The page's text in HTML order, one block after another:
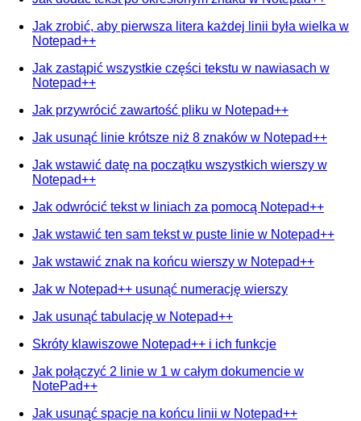
Jak zrobić, aby pierwsza litera każdej linii była wielka w
Notepad++
Jak zastąpić wszystkie części tekstu w nawiasach w
Notepad++
Jak przywrócić zawartość pliku w Notepad++
Jak usunąć linie krótsze niż 8 znaków w Notepad++
Jak wstawić datę na początku wszystkich wierszy w
Notepad++
Jak odwrócić tekst w liniach za pomocą Notepad++
Jak wstawić ten sam tekst w puste linie w Notepad++
Jak wstawić znak na końcu wierszy w Notepad++
Jak w Notepad++ usunąć numerację wierszy
Jak usunąć tabulację w Notepad++
Skróty klawiszowe Notepad++ i ich funkcje
Jak połączyć 2 linie w 1 w całym dokumencie w
NotePad++
Jak usunąć spacje na końcu linii w Notepad++